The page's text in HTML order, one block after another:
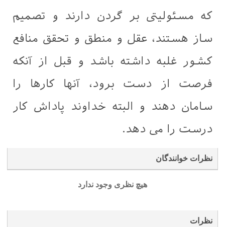
که مسئولیتی بر گردن دارند و تصمیم
ساز هستند، عقل و منطق و تحقق منافع
کشور غلبه داشته باشد و قبل از آنکه
فرصت از دست برود، آنها کارها را
سامان دهند و البته خداوند پاداش کار
درست را می دهد.
نظرات خوانندگان
هیچ نظری وجود ندارد
نظرات